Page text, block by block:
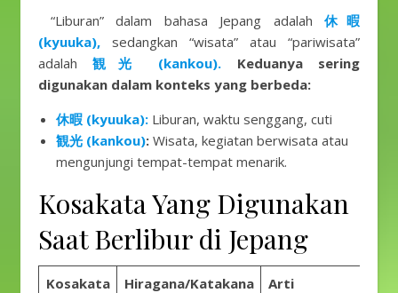
“Liburan” dalam bahasa Jepang adalah休暇
(kyuuka), sedangkan “wisata” atau “pariwisata”
adalah 観光 (kankou).
Keduanya sering
digunakan dalam konteks yang berbeda:
休暇 (kyuuka): Liburan, waktu senggang, cuti
観光 (kankou): Wisata, kegiatan berwisata atau
mengunjungi tempat-tempat menarik.
Kosakata Yang Digunakan
Saat Berlibur di Jepang
Kosakata Hiragana/Katakana Arti